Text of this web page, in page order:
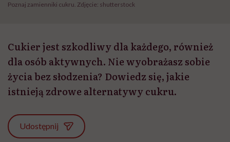
Poznaj zamienniki cukru. Zdjęcie: shutterstock
Cukier jest szkodliwy dla każdego, również
dla osób aktywnych. Nie wyobrażasz sobie
życia bez słodzenia? Dowiedz się, jakie
istnieją zdrowe alternatywy cukru.
Udostępnij